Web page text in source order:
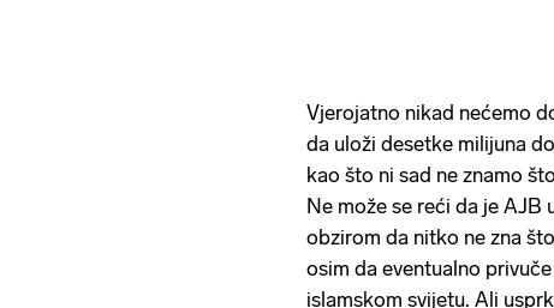
Vjerojatno nikad nećemo
da uloži desetke milijuna
kao što ni sad ne znamo
Ne može se reći da je AJB
obzirom da nitko ne zna
osim da eventualno
islamskom svijetu. Ali